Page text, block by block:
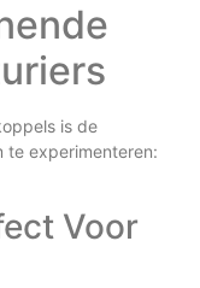
is de
te experimenteren:
Voor